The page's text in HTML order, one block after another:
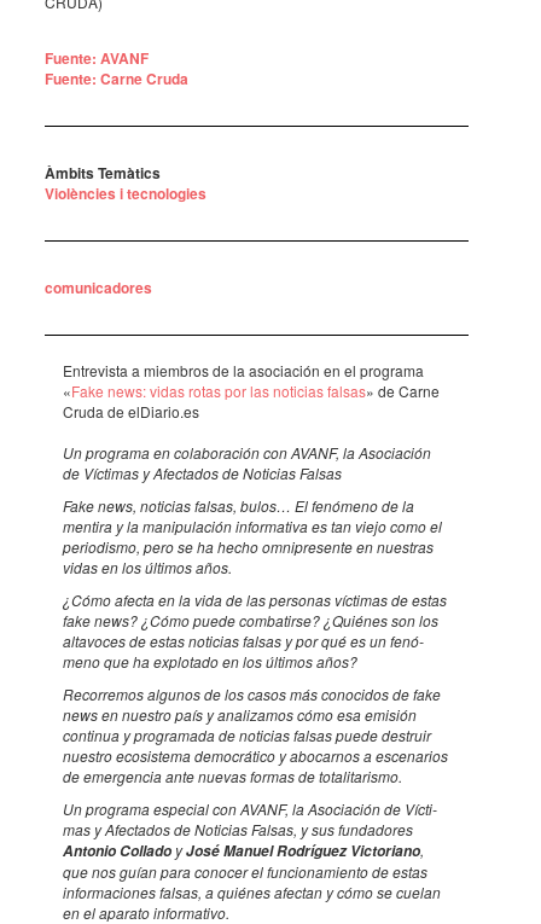
Fuente: AVANF
Fuente: Carne Cruda
Àmbits Temàtics
Violències i tecnologies
comunicadores
Entre­vista a miem­bros de la asoci­a­ción en el programa
«Fake news: vidas rotas por las noti­cias falsas» de Carne
Cruda de elDi­a­rio.es
Un programa en cola­bo­ra­ción con AVANF, la Asoci­a­ción
de Vícti­mas y Afec­ta­dos de Noti­cias Falsas
Fake news, noti­cias falsas, bulos… El fenó­meno de la
mentira y la mani­pu­la­ción infor­ma­tiva es tan viejo como el
peri­o­dismo, pero se ha hecho omni­pre­sente en nues­tras
vidas en los últi­mos años.
¿Cómo afecta en la vida de las perso­nas vícti­mas de estas
fake news? ¿Cómo puede comba­tirse? ¿Qui­é­nes son los
alta­vo­ces de estas noti­cias falsas y por qué es un fenó­
meno que ha explo­tado en los últi­mos años?
Recor­re­mos algu­nos de los casos más cono­ci­dos de fake
news en nues­tro país y anali­za­mos cómo esa emisión
conti­nua y progra­mada de noti­cias falsas puede destruir
nues­tro ecosis­tema democrá­tico y abocar­nos a esce­na­rios
de emer­gen­cia ante nuevas formas de tota­li­ta­rismo.
Un programa espe­cial con AVANF, la Asoci­a­ción de Vícti­
mas y Afec­ta­dos de Noti­cias Falsas, y sus funda­do­res
Anto­nio Collado yJosé Manuel Rodrí­guez Victo­ri­ano,
que nos guían para cono­cer el funci­o­na­mi­ento de estas
infor­ma­ci­o­nes falsas, a quié­nes afec­tan y cómo se cuelan
en el aparato infor­ma­tivo.